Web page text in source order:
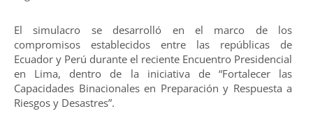
El simulacro se desarrolló en el marco de los
compromisos establecidos entre las repúblicas de
Ecuador y Perú durante el reciente Encuentro Presidencial
en Lima, dentro de la iniciativa de “Fortalecer las
Capacidades Binacionales en Preparación y Respuesta a
Riesgos y Desastres”.